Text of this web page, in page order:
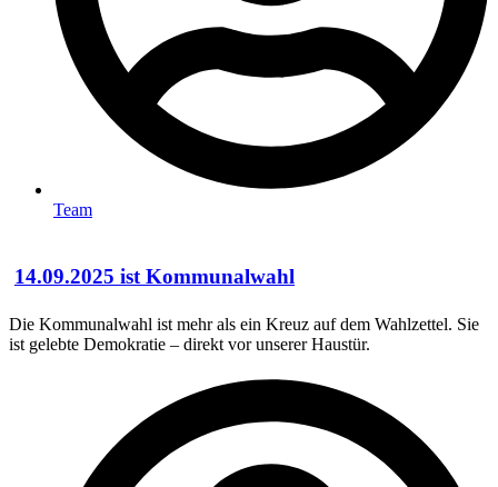
Team
14.09.2025 ist Kommunalwahl
Die Kommunalwahl ist mehr als ein Kreuz auf dem Wahlzettel. Sie
ist gelebte Demokratie – direkt vor unserer Haustür.